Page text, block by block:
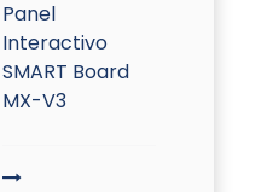
Panel
Interactivo
SMART Board
MX-V3